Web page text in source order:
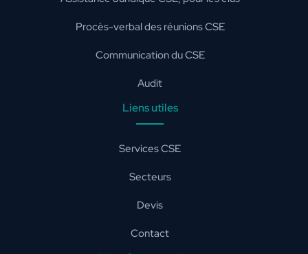
Procès-verbal des réunions CSE
Communication du CSE
Audit
Liens utiles
Services CSE
Secteurs
Devis
Contact